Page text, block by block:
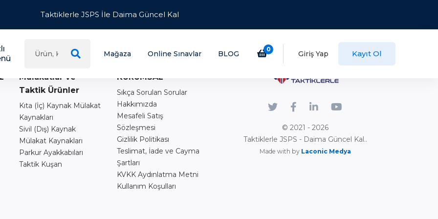
Taktiklerle JSPS İle Daima Güncel Kal
Mağaza Online Sınavlar BLOG
0
Giriş Yap Kayıt Ol
Mülakatlar ve
Taktik Ürünler
Kıta (İç) Kaynak Mülakat
Kaynakları
Sivil (Dış) Kaynak
Mülakat Kaynakları
Parkur Ayakkabıları
Taktik Kuşan
KURUMSAL
Sıkça Sorulan Sorular
Hakkımızda
Mesafeli Satış
Sözleşmesi
Gizlilik Politikası
Teslimat, İade ve Cayma
Şartları
KVKK Aydınlatma Metni
Kullanım Koşulları
© 2021 - 2026
Taktiklerle JSPS - Daima Güncel Kal..
Made with by Laconic Medya